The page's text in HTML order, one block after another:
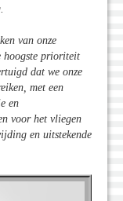
van onze
hoogste prioriteit
dat we onze
met een
en
voor het vliegen
en uitstekende